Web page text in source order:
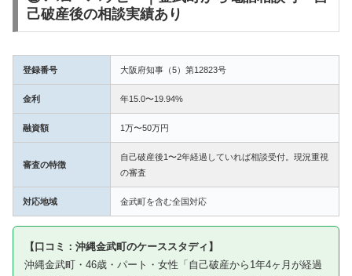
己破産後の相談実績あり
登録番号 大阪府知事（5）第12823号
金利 年15.0〜19.94%
融資額 1万〜50万円
審査の特徴
自己破産後1〜2年経過していれば相談受付。現況重視
の審査
対応地域 金武町を含む全国対応
【口コミ：沖縄金武町のケーススタディ】
沖縄金武町・46歳・パート・女性「自己破産から1年4ヶ月が経過